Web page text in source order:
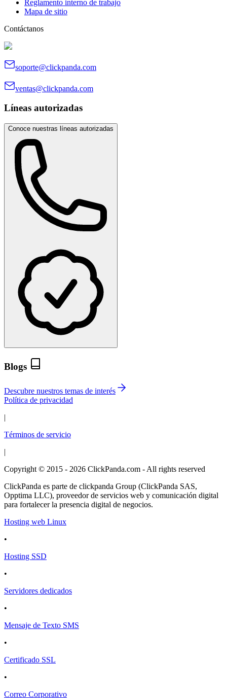
Reglamento interno de trabajo
Mapa de sitio
Contáctanos
soporte@clickpanda.com
ventas@clickpanda.com
Líneas autorizadas
Conoce nuestras líneas autorizadas
Blogs
Descubre nuestros temas de interés
Política de privacidad
|
Términos de servicio
|
Copyright © 2015 - 2026 ClickPanda.com - All rights reserved
ClickPanda es parte de clickpanda Group (ClickPanda SAS,
Opptima LLC), proveedor de servicios web y comunicación digital
para fortalecer la presencia digital de negocios.
Hosting web Linux
•
Hosting SSD
•
Servidores dedicados
•
Mensaje de Texto SMS
•
Certificado SSL
•
Correo Corporativo